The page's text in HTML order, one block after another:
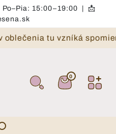
Po–Pia: 15:00–19:00 | 📩
tu vzníká spomienka
Košík
00 položiek